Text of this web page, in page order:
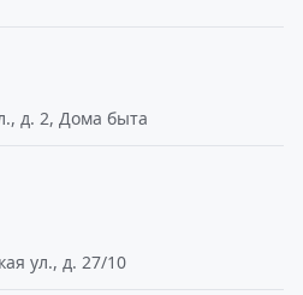
д. 2, Дома быта
ул., д. 27/10